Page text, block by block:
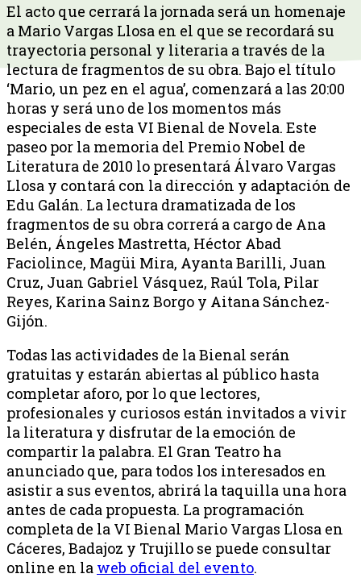
El acto que cerrará la jornada será un homenaje
a Mario Vargas Llosa en el que se recordará su
trayectoria personal y literaria a través de la
lectura de fragmentos de su obra. Bajo el título
‘Mario, un pez en el agua’, comenzará a las 20:00
horas y será uno de los momentos más
especiales de esta VI Bienal de Novela. Este
paseo por la memoria del Premio Nobel de
Literatura de 2010 lo presentará Álvaro Vargas
Llosa y contará con la dirección y adaptación de
Edu Galán. La lectura dramatizada de los
fragmentos de su obra correrá a cargo de Ana
Belén, Ángeles Mastretta, Héctor Abad
Faciolince, Magüi Mira, Ayanta Barilli, Juan
Cruz, Juan Gabriel Vásquez, Raúl Tola, Pilar
Reyes, Karina Sainz Borgo y Aitana Sánchez-
Gijón.
Todas las actividades de la Bienal serán
gratuitas y estarán abiertas al público hasta
completar aforo, por lo que lectores,
profesionales y curiosos están invitados a vivir
la literatura y disfrutar de la emoción de
compartir la palabra. El Gran Teatro ha
anunciado que, para todos los interesados en
asistir a sus eventos, abrirá la taquilla una hora
antes de cada propuesta. La programación
completa de la VI Bienal Mario Vargas Llosa en
Cáceres, Badajoz y Trujillo se puede consultar
online en la web oficial del evento.